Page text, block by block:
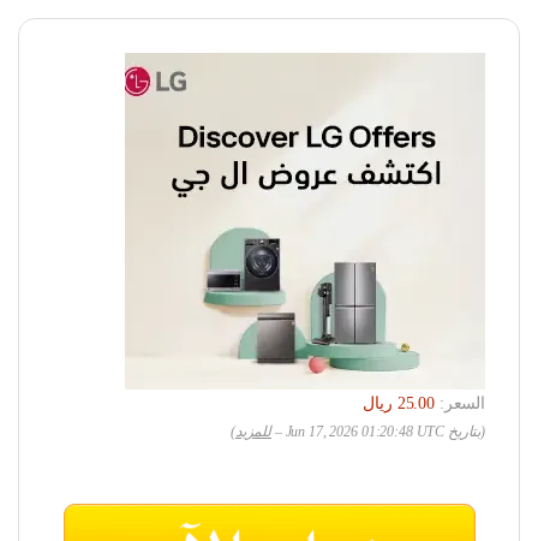
السعر:
‏25.00 ريال
(بتاريخ Jun 17, 2026 01:20:48 UTC – للمزيد)